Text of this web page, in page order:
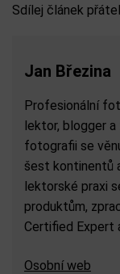
Sdílej článek
Jan Březina
Profesionální
lektor, blogger
fotografii se
šest kontinentů
lektorské praxi
produktům,
Certified Expert
Osobní web